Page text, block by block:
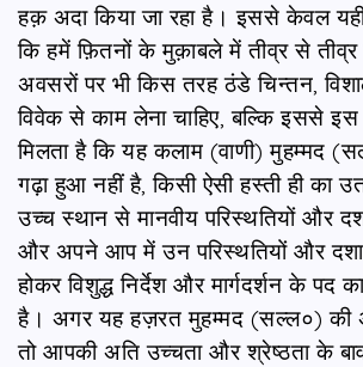
हक़ अदा किया जा रहा है। इससे केवल यही
कि हमें फ़ितनों के मुक़ाबले में तीव्र से
अवसरों पर भी किस तरह ठंडे चिन्तन,
विवेक से काम लेना चाहिए, बल्कि इससे इस
मिलता है कि यह कलाम (वाणी) मुहम्मद
गढ़ा हुआ नहीं है, किसी ऐसी हस्ती ही का
उच्च स्थान से मानवीय परिस्थतियों और
और अपने आप में उन परिस्थतियों और
होकर विशुद्ध निर्देश और मार्गदर्शन के पद
है। अगर यह हज़रत मुहम्मद (सल्ल०) की
तो आपकी अति उच्चता और श्रेष्ठता के